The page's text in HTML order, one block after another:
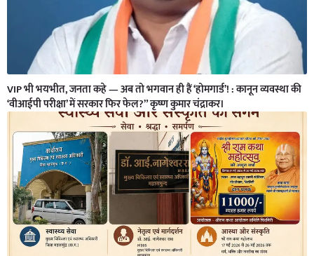
VIP भी भयभीत, जनता कहे — अब तो भगवान ही हैं ‘होमगार्ड’! : कानून व्यवस्था की
‘वीआईपी परीक्षा’ में सरकार फिर फेल?” कृष्ण कुमार चंद्राकर।